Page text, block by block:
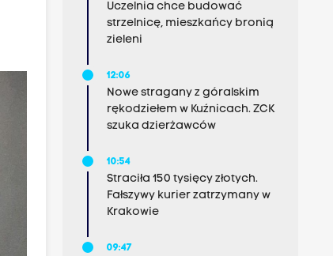
Uczelnia chce budować
strzelnicę, mieszkańcy bronią
zieleni
12:06
Nowe stragany z góralskim
rękodziełem w Kuźnicach. ZCK
szuka dzierżawców
10:54
Straciła 150 tysięcy złotych.
Fałszywy kurier zatrzymany w
Krakowie
09:47